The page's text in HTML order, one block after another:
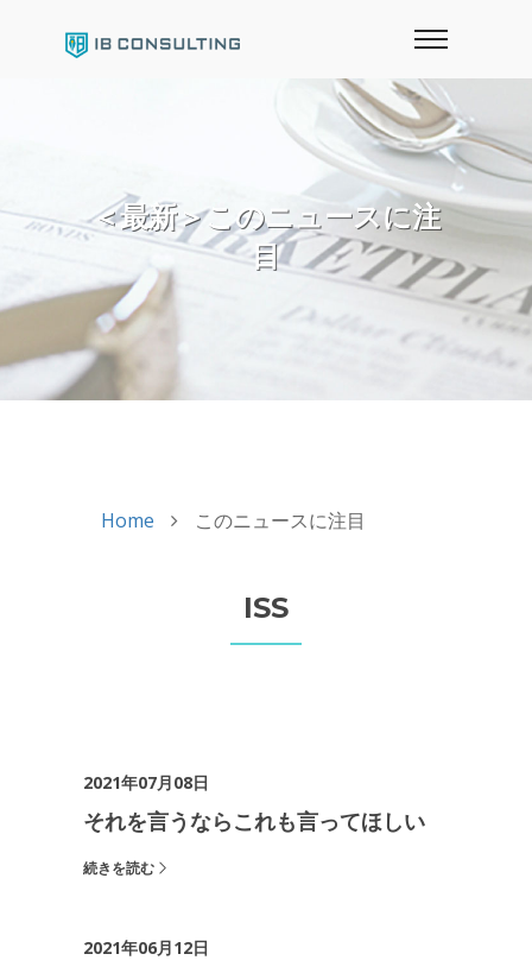
＜最新＞このニュースに注
目
Home このニュースに注目
ISS
2021年07月08日
それを言うならこれも言ってほしい
続きを読む
2021年06月12日